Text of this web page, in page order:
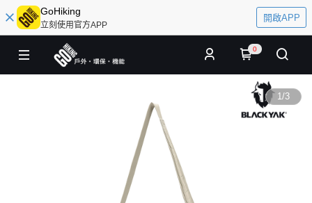
GoHiking
立刻使用官方APP
開啟APP
0
1/3